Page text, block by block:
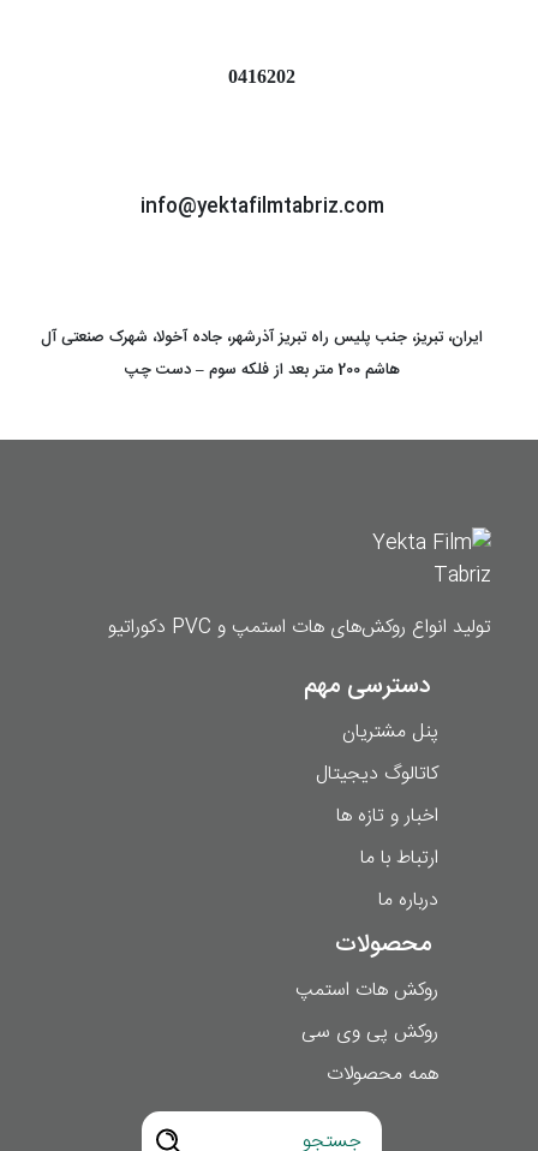
0416202
info@yektafilmtabriz.com
ایران، تبریز، جنب پلیس راه تبریز آذرشهر، جاده آخولا، شهرک صنعتی آل
هاشم 200 متر بعد از فلکه سوم – دست چپ
تولید انواع روکش‌های هات استمپ و PVC دکوراتیو
دسترسی مهم
پنل مشتریان
کاتالوگ دیجیتال
اخبار و تازه ها
ارتباط با ما
درباره ما
محصولات
روکش هات استمپ
روکش پی وی سی
همه محصولات